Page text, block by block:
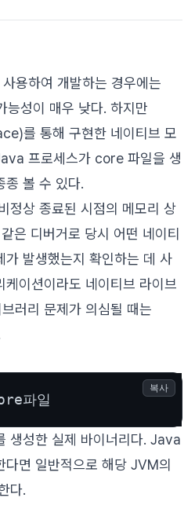
용하여 개발하는 경우에는
성이 매우 낮다. 하지만
를 통해 구현한 네이티브 모
프로세스가 core 파일을 생
종 볼 수 있다.
정상 종료된 시점의 메모리 상
은 디버거로 당시 어떤 네이티
가 발생했는지 확인하는 데 사
이션이라도 네이티브 라이브
러리 문제가 의심될 때는
파일
복사
생성한 실제 바이너리다. Java
면 일반적으로 해당 JVM의
다.